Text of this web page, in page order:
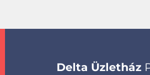
Delta Üzletház